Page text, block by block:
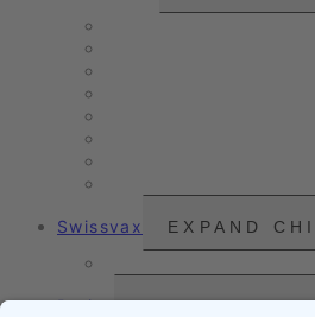
Swissvax EXPAND
Preise EXPAND